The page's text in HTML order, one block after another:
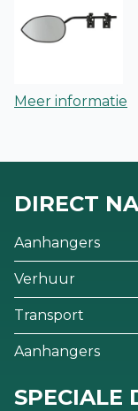
Meer informatie
DIRECT
Aanhangers
Verhuur
Transport
Aanhangers
SPECIALE